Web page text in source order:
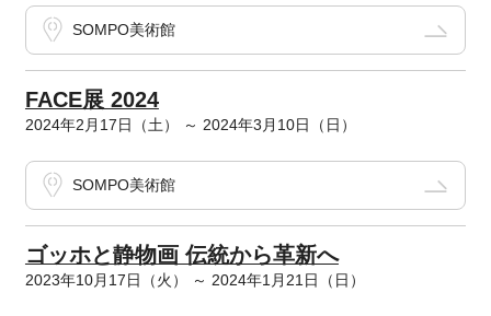
SOMPO美術館
FACE展 2024
2024年2月17日（土） ～ 2024年3月10日（日）
SOMPO美術館
ゴッホと静物画 伝統から革新へ
2023年10月17日（火） ～ 2024年1月21日（日）